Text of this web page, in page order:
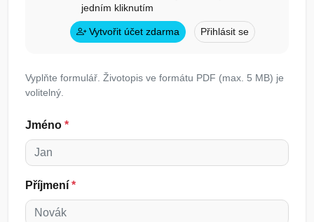
jedním kliknutím
Vytvořit účet zdarma Přihlásit se
Vyplňte formulář. Životopis ve formátu PDF (max. 5 MB) je
volitelný.
Jméno *
Příjmení *